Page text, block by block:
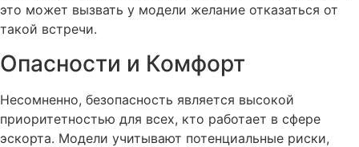
это может вызвать у модели желание отказаться от
такой встречи.
Опасности и Комфорт
Несомненно, безопасность является высокой
приоритетностью для всех, кто работает в сфере
эскорта. Модели учитывают потенциальные риски,